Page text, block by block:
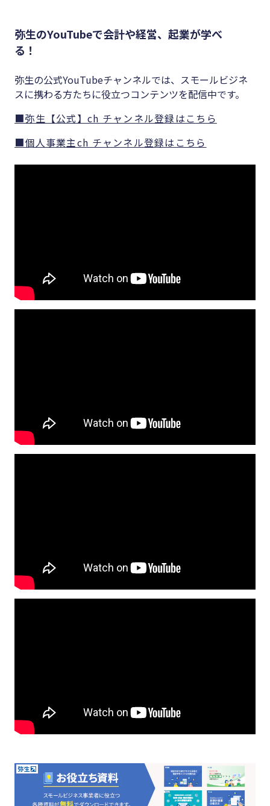
弥生のYouTubeで会計や経営、起業が学べ
る！
弥生の公式YouTubeチャンネルでは、スモールビジネ
スに携わる方たちに役立つコンテンツを配信中です。
■弥生【公式】ch チャンネル登録はこちら
■個人事業主ch チャンネル登録はこちら